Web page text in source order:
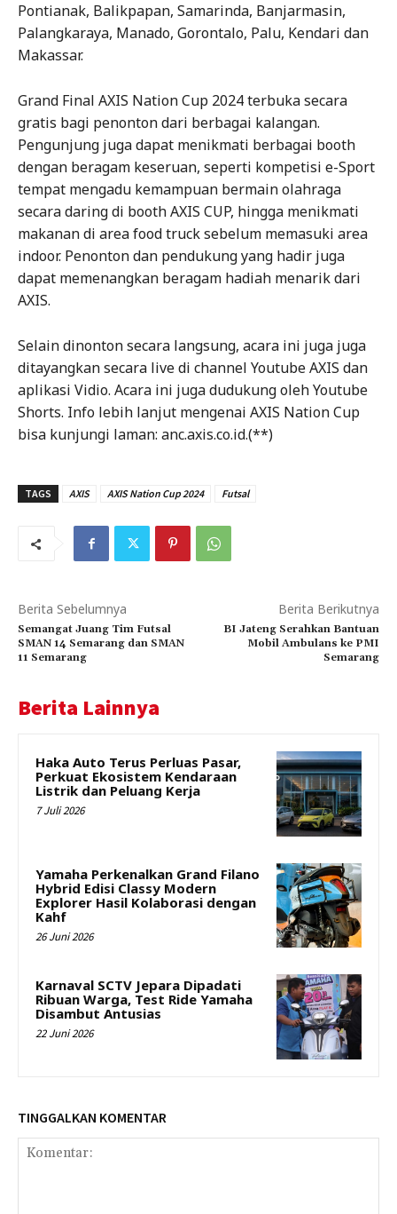
Pontianak, Balikpapan, Samarinda, Banjarmasin,
Palangkaraya, Manado, Gorontalo, Palu, Kendari dan
Makassar.
Grand Final AXIS Nation Cup 2024 terbuka secara
gratis bagi penonton dari berbagai kalangan.
Pengunjung juga dapat menikmati berbagai booth
dengan beragam keseruan, seperti kompetisi e-Sport
tempat mengadu kemampuan bermain olahraga
secara daring di booth AXIS CUP, hingga menikmati
makanan di area food truck sebelum memasuki area
indoor. Penonton dan pendukung yang hadir juga
dapat memenangkan beragam hadiah menarik dari
AXIS.
Selain dinonton secara langsung, acara ini juga juga
ditayangkan secara live di channel Youtube AXIS dan
aplikasi Vidio. Acara ini juga dudukung oleh Youtube
Shorts. Info lebih lanjut mengenai AXIS Nation Cup
bisa kunjungi laman: anc.axis.co.id.(**)
TAGS AXIS AXIS Nation Cup 2024 Futsal
Berita Sebelumnya
Semangat Juang Tim Futsal
SMAN 14 Semarang dan SMAN
11 Semarang
Berita Berikutnya
BI Jateng Serahkan Bantuan
Mobil Ambulans ke PMI
Semarang
Berita Lainnya
Haka Auto Terus Perluas Pasar,
Perkuat Ekosistem Kendaraan
Listrik dan Peluang Kerja
7 Juli 2026
Yamaha Perkenalkan Grand Filano
Hybrid Edisi Classy Modern
Explorer Hasil Kolaborasi dengan
Kahf
26 Juni 2026
Karnaval SCTV Jepara Dipadati
Ribuan Warga, Test Ride Yamaha
Disambut Antusias
22 Juni 2026
TINGGALKAN KOMENTAR